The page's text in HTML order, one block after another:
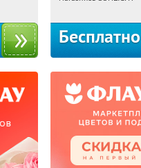
Бесплатно